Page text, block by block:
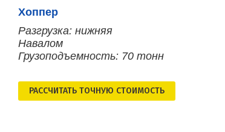
Хоппер
Разгрузка: нижняя
Навалом
Грузоподъемность: 70 тонн
РАСCЧИТАТЬ ТОЧНУЮ СТОИМОСТЬ